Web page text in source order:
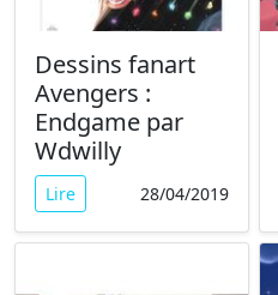
Dessins fanart
Avengers :
Endgame par
Wdwilly
Lire 28/04/2019